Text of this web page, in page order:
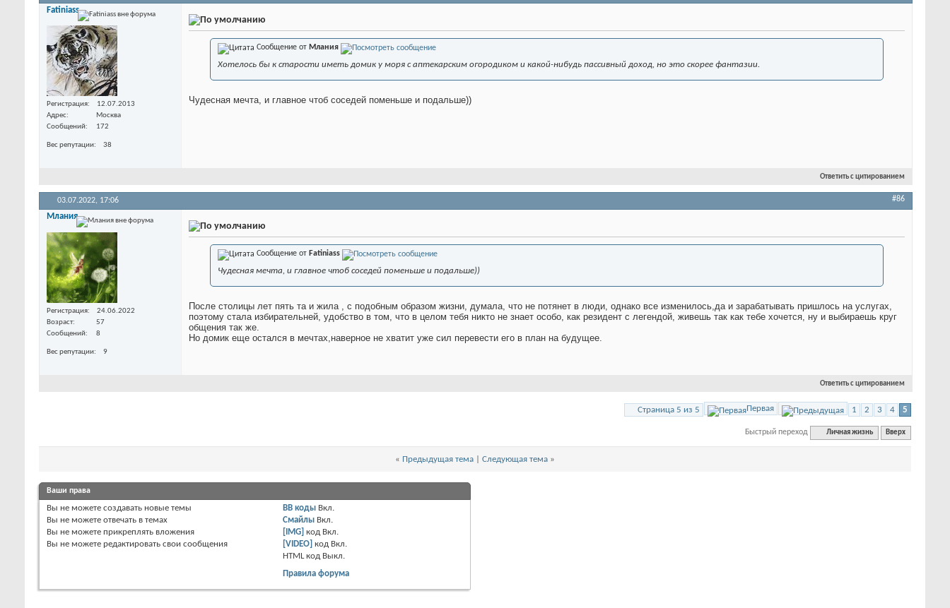
Fatiniass
Регистрация
12.07.2013
Адрес
Москва
Сообщений
172
Вес репутации 38
Сообщение от Млания
Хотелось бы к старости иметь домик у моря с аптекарским огородиком и какой-нибудь пассивный доход, но это скорее фантазии.
Чудесная мечта, и главное чтоб соседей поменьше и подальше))
Ответить с цитированием
03.07.2022, 17:06 #86
Млания
Регистрация
24.06.2022
Возраст
57
Сообщений
8
Вес репутации 9
Сообщение от Fatiniass
Чудесная мечта, и главное чтоб соседей поменьше и подальше))
После столицы лет пять та и жила , с подобным образом жизни, думала, что не потянет в люди, однако все изменилось,да и зарабатывать пришлось на услугах,
поэтому стала избирательней, удобство в том, что в целом тебя никто не знает особо, как резидент с легендой, живешь так как тебе хочется, ну и выбираешь круг
общения так же.
Но домик еще остался в мечтах,наверное не хватит уже сил перевести его в план на будущее.
Ответить с цитированием
Страница 5 из 5 Первая 1 2 3 4 5
Быстрый переход Личная жизнь Вверх
« Предыдущая тема Следующая тема »
Ваши права
Вы не можете создавать новые темы
Вы не можете отвечать в темах
Вы не можете прикреплять вложения
Вы не можете редактировать свои сообщения
BB коды Вкл.
Смайлы Вкл.
[IMG] код Вкл.
[VIDEO] код Вкл.
HTML код Выкл.
Правила форума